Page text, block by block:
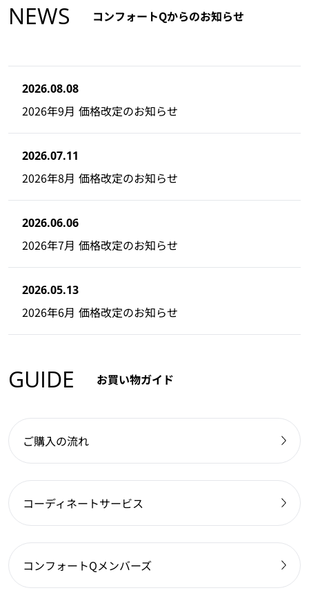
NEWS コンフォートQからのお知らせ
2026.08.08
2026年9月 価格改定のお知らせ
2026.07.11
2026年8月 価格改定のお知らせ
2026.06.06
2026年7月 価格改定のお知らせ
2026.05.13
2026年6月 価格改定のお知らせ
GUIDE お買い物ガイド
ご購入の流れ
コーディネートサービス
コンフォートQメンバーズ